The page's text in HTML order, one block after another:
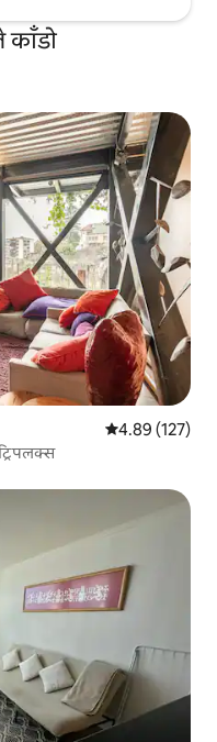
काँडो
औसत रेटिंग 5 में से
4.89 (127)